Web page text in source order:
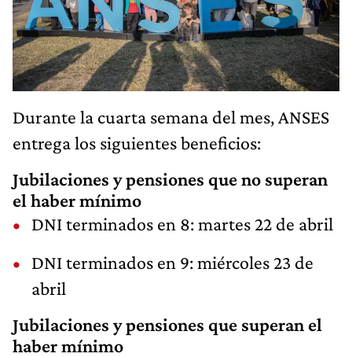
Durante la cuarta semana del mes, ANSES
entrega los siguientes beneficios:
Jubilaciones y pensiones que no superan
el haber mínimo
DNI terminados en 8: martes 22 de abril
DNI terminados en 9: miércoles 23 de
abril
Jubilaciones y pensiones que superan el
haber mínimo